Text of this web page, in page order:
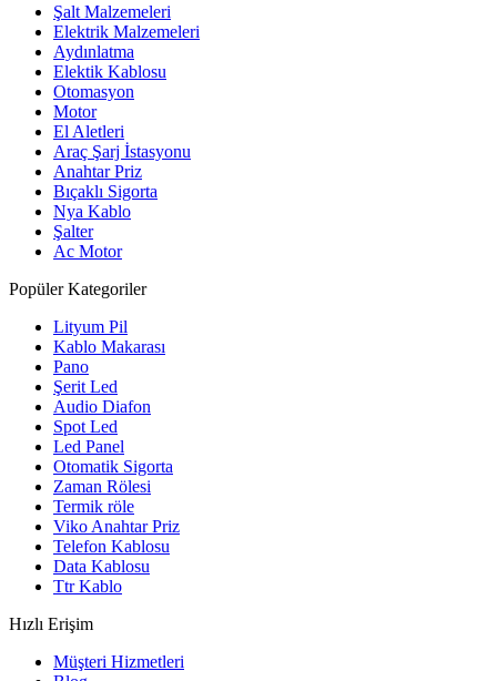
Şalt Malzemeleri
Elektrik Malzemeleri
Aydınlatma
Elektik Kablosu
Otomasyon
Motor
El Aletleri
Araç Şarj İstasyonu
Anahtar Priz
Bıçaklı Sigorta
Nya Kablo
Şalter
Ac Motor
Popüler Kategoriler
Lityum Pil
Kablo Makarası
Pano
Şerit Led
Audio Diafon
Spot Led
Led Panel
Otomatik Sigorta
Zaman Rölesi
Termik röle
Viko Anahtar Priz
Telefon Kablosu
Data Kablosu
Ttr Kablo
Hızlı Erişim
Müşteri Hizmetleri